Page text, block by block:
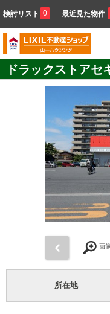
検討リスト 0 最近見た物件
ドラックストア
画
所在地